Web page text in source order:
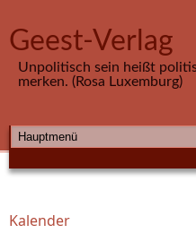
Geest-Verlag
Unpolitisch sein heißt
merken. (Rosa Luxemburg)
HAUPTMENÜ
Sie sind hier
Kalender